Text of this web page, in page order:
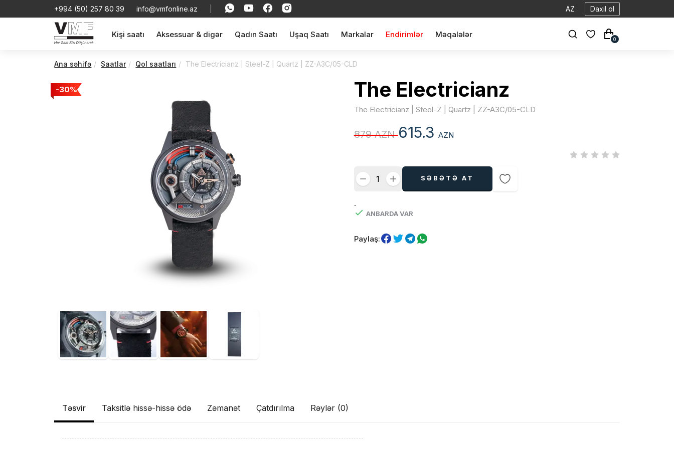
+994 (50) 257 80 39 info@vmfonline.az AZ Daxil ol
Kişi saatı Aksessuar & digər Qadın Saatı Uşaq Saatı Markalar Endirimlər Məqalələr
0
Ana səhifə Saatlar Qol saatları The Electricianz | Steel-Z | Quartz | ZZ-A3C/05-CLD
-30% The Electricianz
The Electricianz | Steel-Z | Quartz | ZZ-A3C/05-CLD
879 AZN615.3 AZN
SƏBƏTƏ AT
.
ANBARDA VAR
Paylaş:
Təsvir Taksitlə hissə-hissə ödə Zəmanət Çatdırılma Rəylər (0)